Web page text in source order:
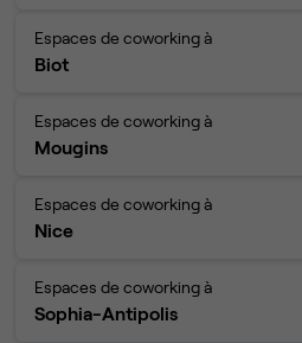
Espaces de coworking à
Biot
Espaces de coworking à
Mougins
Espaces de coworking à
Nice
Espaces de coworking à
Sophia-Antipolis